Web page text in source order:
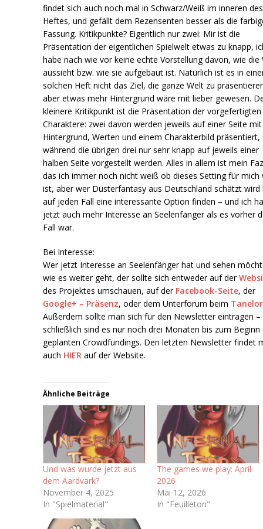
findet sich auch noch mal in Schwarz/Weiß im inneren des
Heftes, und gefällt dem Rezensenten besser als die
Fassung. Kritikpunkte? Eigentlich nur zwei: Mir ist die
Präsentation der eigentlichen Spielwelt etwas zu knapp,
habe nach wie vor keine echte Vorstellung davon, wie die
aussieht bzw. wie sie aufgebaut ist. Natürlich ist es in
solchen Heft nicht das Ziel, die ganze Welt zu
aber etwas mehr Hintergrund wäre mit lieber gewesen.
kleinere Kritikpunkt ist die Präsentation der vorgefertigten
Charaktere: zwei davon werden jeweils auf einer Seite mit
Hintergrund, Werten und einem Charakterbild präsentiert,
während die übrigen drei nur sehr knapp auf jeweils einer
halben Seite vorgestellt werden. Alles in allem ist mein
das ich immer noch nicht weiß ob dieses Setting für mich
ist, aber wer Düsterfantasy aus Deutschland schätzt wird
auf jeden Fall eine interessante Option finden – und ich
jetzt auch mehr Interesse an Seelenfänger als es vorher
Fall war.
Bei Interesse:
Wer jetzt Interesse an Seelenfänger hat und sehen
wie es weiter geht, der sollte sich entweder auf der
des Projektes umschauen, auf der Facebook-Seite, der
Google+ – Präsenz, oder dem Unterforum beim
Außerdem sollte man sich für den Newsletter eintragen –
schließlich sind es nur noch drei Monaten bis zum Beginn
geplanten Crowdfundings. Den letzten Newsletter findet
auch HIER auf der Website.
Ähnliche Beiträge
Und was wurde jetzt aus
dem Aardvark?
November 4, 2025
In "Spielmaterial"
The games we play: April
2026
Mai 12, 2026
In "Feuilleton"